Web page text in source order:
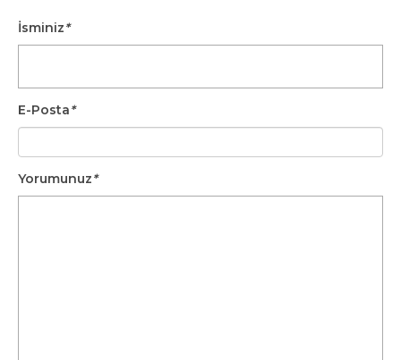
İsminiz*
E-Posta*
Yorumunuz*